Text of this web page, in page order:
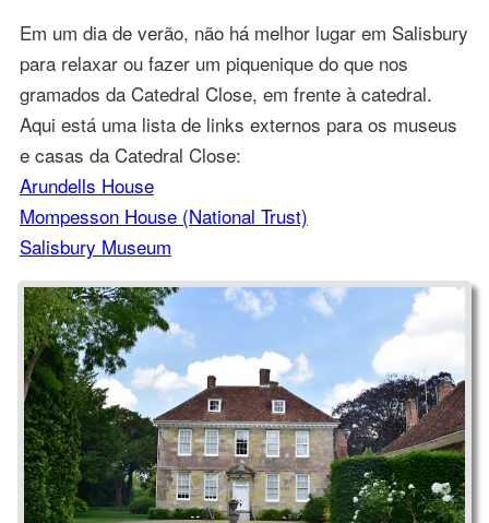
Em um dia de verão, não há melhor lugar em Salisbury
para relaxar ou fazer um piquenique do que nos
gramados da Catedral Close, em frente à catedral.
Aqui está uma lista de links externos para os museus
e casas da Catedral Close:
Arundells House
Mompesson House (National Trust)
Salisbury Museum